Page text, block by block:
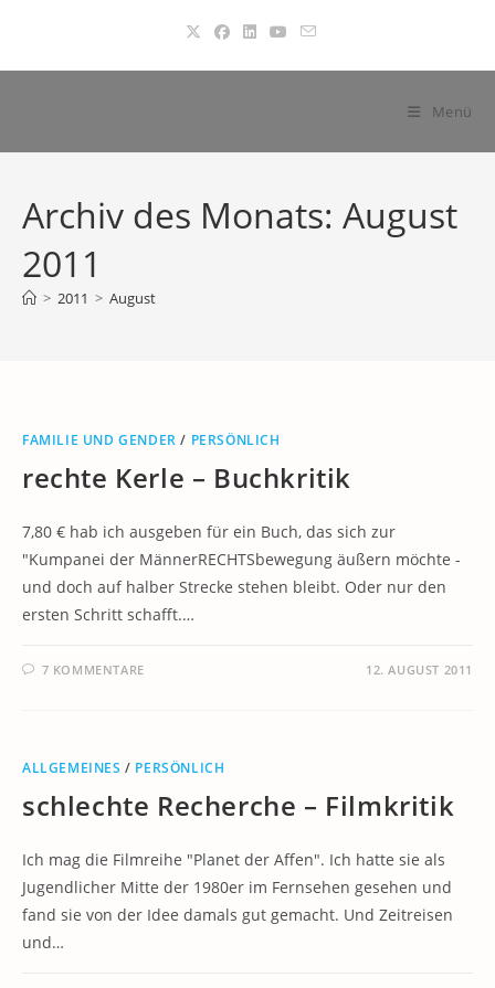
springen
Menü
Archiv des Monats: August
2011
> 2011 > August
FAMILIE UND GENDER / PERSÖNLICH
rechte Kerle – Buchkritik
7,80 € hab ich ausgeben für ein Buch, das sich zur
"Kumpanei der MännerRECHTSbewegung äußern möchte -
und doch auf halber Strecke stehen bleibt. Oder nur den
ersten Schritt schafft.…
7 KOMMENTARE 12. AUGUST 2011
ALLGEMEINES / PERSÖNLICH
schlechte Recherche – Filmkritik
Ich mag die Filmreihe "Planet der Affen". Ich hatte sie als
Jugendlicher Mitte der 1980er im Fernsehen gesehen und
fand sie von der Idee damals gut gemacht. Und Zeitreisen
und…